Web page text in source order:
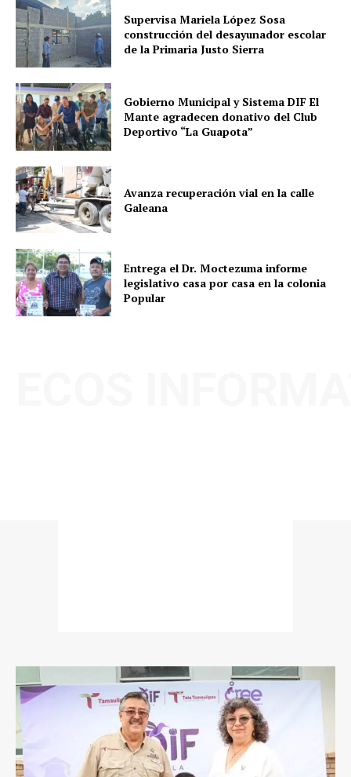
Supervisa Mariela López Sosa
construcción del desayunador escolar
de la Primaria Justo Sierra
Gobierno Municipal y Sistema DIF El
Mante agradecen donativo del Club
Deportivo “La Guapota”
Avanza recuperación vial en la calle
Galeana
Entrega el Dr. Moctezuma informe
legislativo casa por casa en la colonia
Popular